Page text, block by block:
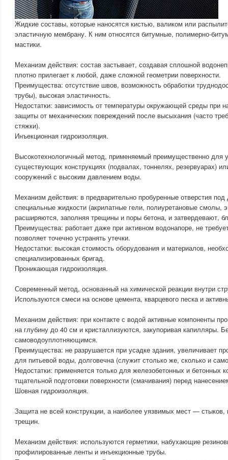
Жидкие составы, которые наносятся кистью, валиком или
эластичную мембрану. К ним относятся битумные, полимерно-
мастики.
Механизм действия: состав застывает, создавая сплошной
плотно прилегает к любой, даже сложной геометрии поверхности.
Преимущества: отсутствие швов, возможность обработки
трубы), высокая эластичность.
Недостатки: зависимость от температуры окружающей среды при
защиты от механических повреждений после высыхания (часто
стяжки).
Инъекционная гидроизоляция.
Высокотехнологичный метод, применяемый преимущественно для
существующих конструкциях (подвалах, тоннелях, резервуарах)
сооружений с высоким давлением воды.
Механизм действия: в предварительно пробуренные отверстия
специальные жидкости (акрилатные гели, полиуретановые смолы,
расширяются, заполняя трещины и поры бетона, и затвердевают,
Преимущества: работает даже при активном водонапоре, не
позволяет точечно устранять утечки.
Недостатки: высокая стоимость оборудования и материалов,
специализированных бригад.
Проникающая гидроизоляция.
Современный метод, основанный на химической реакции внутри
Используются смеси на основе цемента, кварцевого песка и
Механизм действия: при контакте с водой активные компоненты
на глубину до 40 см и кристаллизуются, закупоривая капилляры.
самоводоуплотняющимся.
Преимущества: не разрушается при усадке здания, увеличивает
для питьевой воды, долговечна (служит столько же, сколько и
Недостатки: применяется только для железобетонных и бетонных
тщательной подготовки поверхности (смачивания) перед
Шовная гидроизоляция.
Защита не всей конструкции, а наиболее уязвимых мест —
трещин.
Механизм действия: используются герметики, набухающие
профилированные ленты и инъекционные трубы.